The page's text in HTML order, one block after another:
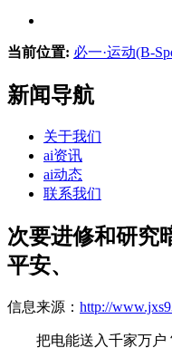
当前位置: 必一·运动(B-
新闻导航
关于我们
ai资讯
ai动态
联系我们
次要进修和研究
平安、
信息来源： http://
把电能送入千家万户